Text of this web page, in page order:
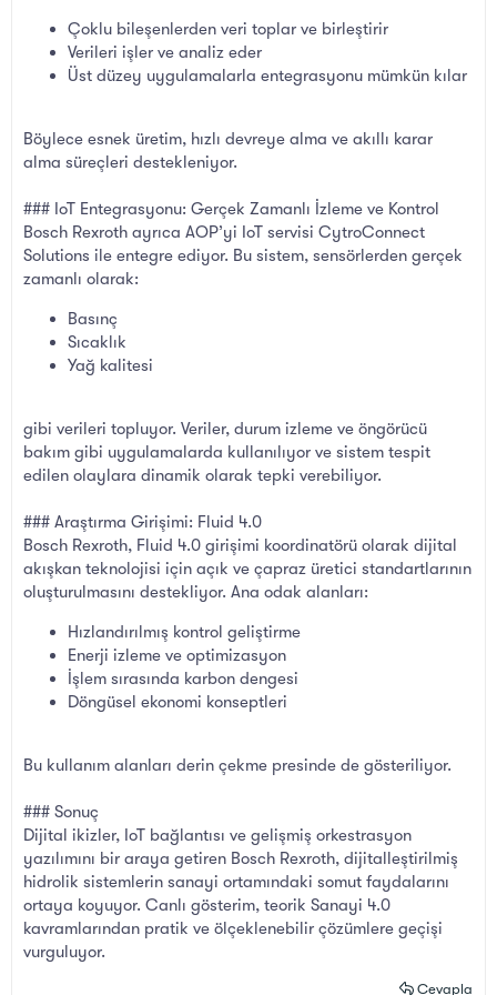
Çoklu bileşenlerden veri toplar ve birleştirir
Verileri işler ve analiz eder
Üst düzey uygulamalarla entegrasyonu mümkün kılar
Böylece esnek üretim, hızlı devreye alma ve akıllı karar
alma süreçleri destekleniyor.
### IoT Entegrasyonu: Gerçek Zamanlı İzleme ve Kontrol
Bosch Rexroth ayrıca AOP’yi IoT servisi CytroConnect
Solutions ile entegre ediyor. Bu sistem, sensörlerden gerçek
zamanlı olarak:
Basınç
Sıcaklık
Yağ kalitesi
gibi verileri topluyor. Veriler, durum izleme ve öngörücü
bakım gibi uygulamalarda kullanılıyor ve sistem tespit
edilen olaylara dinamik olarak tepki verebiliyor.
### Araştırma Girişimi: Fluid 4.0
Bosch Rexroth, Fluid 4.0 girişimi koordinatörü olarak dijital
akışkan teknolojisi için açık ve çapraz üretici standartlarının
oluşturulmasını destekliyor. Ana odak alanları:
Hızlandırılmış kontrol geliştirme
Enerji izleme ve optimizasyon
İşlem sırasında karbon dengesi
Döngüsel ekonomi konseptleri
Bu kullanım alanları derin çekme presinde de gösteriliyor.
### Sonuç
Dijital ikizler, IoT bağlantısı ve gelişmiş orkestrasyon
yazılımını bir araya getiren Bosch Rexroth, dijitalleştirilmiş
hidrolik sistemlerin sanayi ortamındaki somut faydalarını
ortaya koyuyor. Canlı gösterim, teorik Sanayi 4.0
kavramlarından pratik ve ölçeklenebilir çözümlere geçişi
vurguluyor.
Cevapla